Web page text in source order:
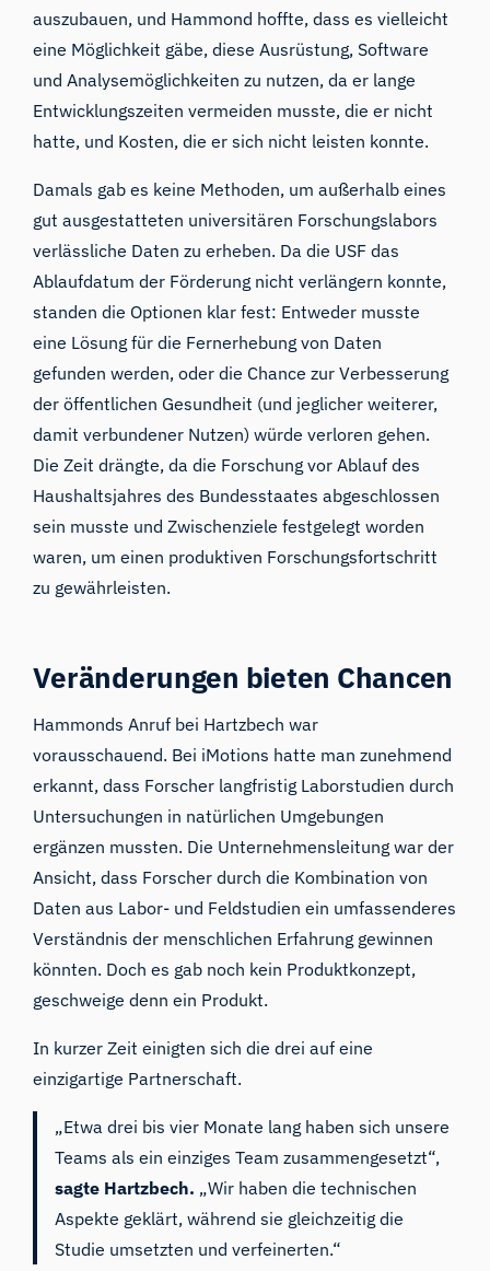
auszubauen, und Hammond hoffte, dass es vielleicht
eine Möglichkeit gäbe, diese Ausrüstung, Software
und Analysemöglichkeiten zu nutzen, da er lange
Entwicklungszeiten vermeiden musste, die er nicht
hatte, und Kosten, die er sich nicht leisten konnte.
Damals gab es keine Methoden, um außerhalb eines
gut ausgestatteten universitären Forschungslabors
verlässliche Daten zu erheben. Da die USF das
Ablaufdatum der Förderung nicht verlängern konnte,
standen die Optionen klar fest: Entweder musste
eine Lösung für die Fernerhebung von Daten
gefunden werden, oder die Chance zur Verbesserung
der öffentlichen Gesundheit (und jeglicher weiterer,
damit verbundener Nutzen) würde verloren gehen.
Die Zeit drängte, da die Forschung vor Ablauf des
Haushaltsjahres des Bundesstaates abgeschlossen
sein musste und Zwischenziele festgelegt worden
waren, um einen produktiven Forschungsfortschritt
zu gewährleisten.
Veränderungen bieten Chancen
Hammonds Anruf bei Hartzbech war
vorausschauend. Bei iMotions hatte man zunehmend
erkannt, dass Forscher langfristig Laborstudien durch
Untersuchungen in natürlichen Umgebungen
ergänzen mussten. Die Unternehmensleitung war der
Ansicht, dass Forscher durch die Kombination von
Daten aus Labor- und Feldstudien ein umfassenderes
Verständnis der menschlichen Erfahrung gewinnen
könnten. Doch es gab noch kein Produktkonzept,
geschweige denn ein Produkt.
In kurzer Zeit einigten sich die drei auf eine
einzigartige Partnerschaft.
„Etwa drei bis vier Monate lang haben sich unsere
Teams als ein einziges Team zusammengesetzt“,
sagte Hartzbech. „Wir haben die technischen
Aspekte geklärt, während sie gleichzeitig die
Studie umsetzten und verfeinerten.“